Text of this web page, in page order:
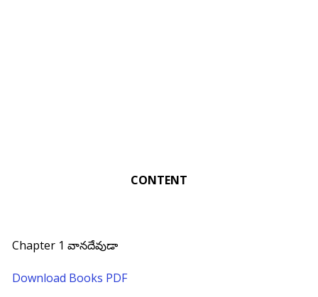
CONTENT
Chapter 1 వానదేవుడా
Download Books PDF